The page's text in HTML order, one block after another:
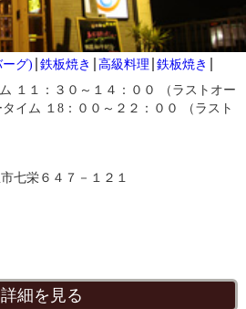
グ) 鉄板焼き 高級料理 鉄板焼き
１１：３０～１４：００ （ラストオー
イム １8：００～２２：００ （ラスト
七栄６４７－１２１
詳細を見る